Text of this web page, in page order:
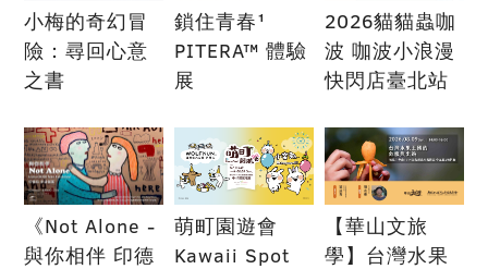
小梅的奇幻冒
險：尋回心意
之書
鎖住青春¹
PITERA™ 體驗
展
2026貓貓蟲咖
波 咖波小浪漫
快閃店臺北站
《Not Alone -
與你相伴 印德
萌町園遊會
Kawaii Spot
【華山文旅
學】台灣水果